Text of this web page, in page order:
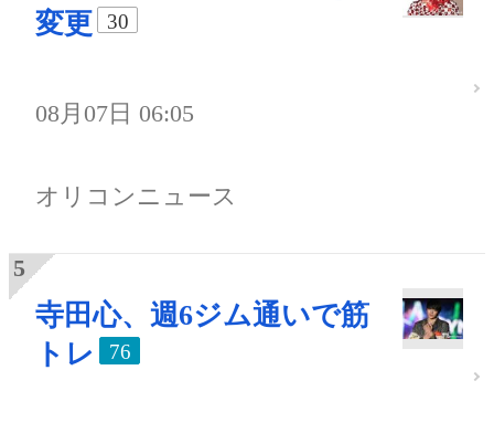
変更
30
08月07日 06:05
オリコンニュース
寺田心、週6ジム通いで筋
トレ
76